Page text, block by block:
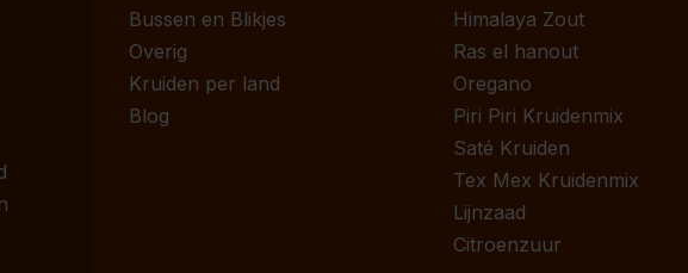
Bussen en Blikjes
Overig
Kruiden per land
Blog
Himalaya Zout
Ras el hanout
Oregano
Piri Piri Kruidenmix
Saté Kruiden
Tex Mex Kruidenmix
Lijnzaad
Citroenzuur